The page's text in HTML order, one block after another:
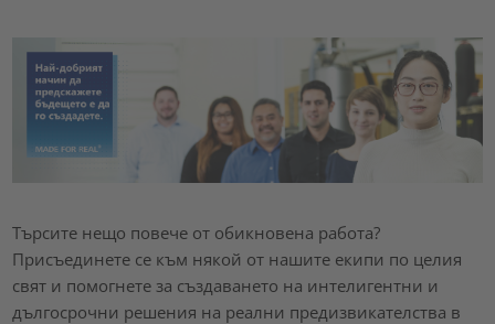
Търсите нещо повече от обикновена работа?
Присъединете се към някой от нашите екипи по целия
свят и помогнете за създаването на интелигентни и
дългосрочни решения на реални предизвикателства в